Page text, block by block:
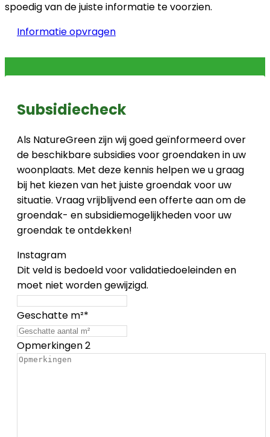
spoedig van de juiste informatie te voorzien.
Informatie opvragen
Subsidiecheck
Als NatureGreen zijn wij goed geïnformeerd over
de beschikbare subsidies voor groendaken in uw
woonplaats. Met deze kennis helpen we u graag
bij het kiezen van het juiste groendak voor uw
situatie. Vraag vrijblijvend een offerte aan om de
groendak- en subsidiemogelijkheden voor uw
groendak te ontdekken!
Instagram
Dit veld is bedoeld voor validatiedoeleinden en
moet niet worden gewijzigd.
Geschatte m²*
Opmerkingen 2